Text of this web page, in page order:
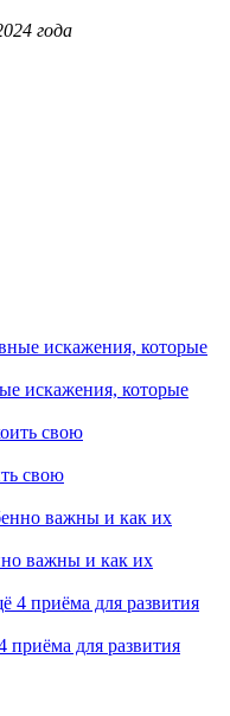
года
искажения, которые
свою
важны и как их
для развития